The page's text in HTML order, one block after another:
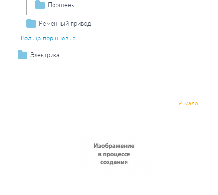
мало
Вкладыш нижней головки шатуна
Поршень
Ременный привод
Шкив генератора
Кольца поршневые
Электрика